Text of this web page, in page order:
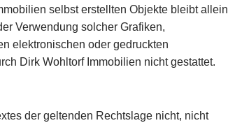
selbst erstellten Objekte bleibt allein
Verwendung solcher Grafiken,
elektronischen oder gedruckten
Dirk Wohltorf Immobilien nicht gestattet.
der geltenden Rechtslage nicht, nicht